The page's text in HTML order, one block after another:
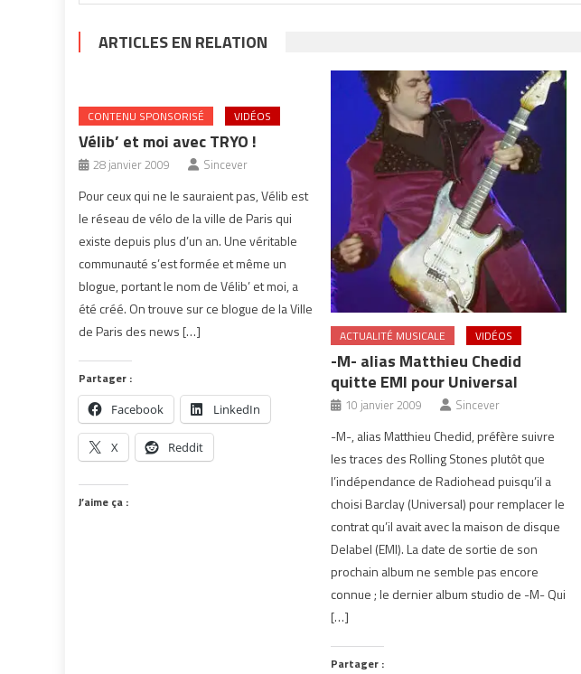
ARTICLES EN RELATION
CONTENU SPONSORISÉ VIDÉOS
Vélib’ et moi avec TRYO !
28 janvier 2009 Sincever
Pour ceux qui ne le sauraient pas, Vélib est
le réseau de vélo de la ville de Paris qui
existe depuis plus d’un an. Une véritable
communauté s’est formée et même un
blogue, portant le nom de Vélib’ et moi, a
été créé. On trouve sur ce blogue de la Ville
de Paris des news […]
Partager :
Facebook LinkedIn
X Reddit
J’aime ça :
ACTUALITÉ MUSICALE VIDÉOS
-M- alias Matthieu Chedid
quitte EMI pour Universal
10 janvier 2009 Sincever
-M-, alias Matthieu Chedid, préfère suivre
les traces des Rolling Stones plutôt que
l’indépendance de Radiohead puisqu’il a
choisi Barclay (Universal) pour remplacer le
contrat qu’il avait avec la maison de disque
Delabel (EMI). La date de sortie de son
prochain album ne semble pas encore
connue ; le dernier album studio de -M- Qui
[…]
Partager :